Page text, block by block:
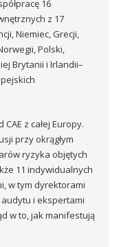
16
z 17
Niemiec, Grecji,
Polski,
Brytanii i Irlandii–
z całej Europy.
przy okrągłym
ryzyka objętych
11 indywidualnych
w tym dyrektorami
i ekspertami
w to, jak manifestują